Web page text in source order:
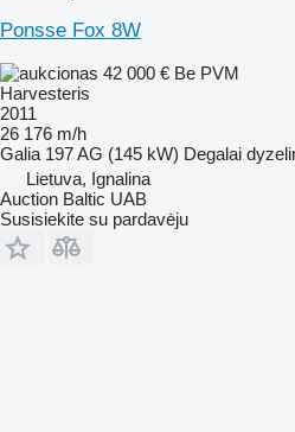
Ponsse Fox 8W
42 000 € Be PVM
Harvesteris
2011
26 176 m/h
Galia 197 AG (145 kW) Degalai
Lietuva, Ignalina
Auction Baltic UAB
Susisiekite su pardavėju